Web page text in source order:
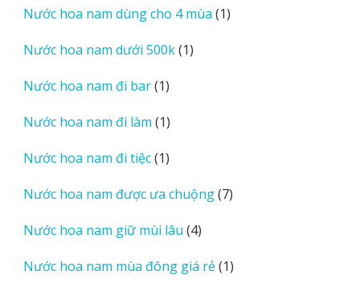
phẩm
Nước hoa nam dùng cho 4 mùa 11
Nước hoa nam dưới 500k 11
Nước hoa nam đi bar 11
phẩm
Nước hoa nam đi làm 11
phẩm
Nước hoa nam đi tiệc 11
phẩm
Nước hoa nam được ưa chuộng 77
Nước hoa nam giữ mùi lâu 44
phẩm
Nước hoa nam mùa đông giá rẻ 11